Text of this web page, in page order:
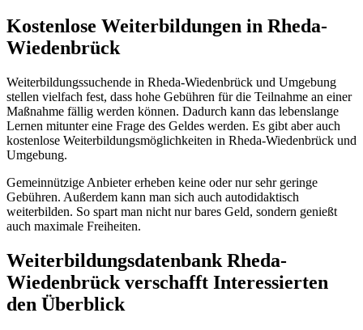
Kostenlose Weiterbildungen in Rheda-
Wiedenbrück
Weiterbildungssuchende in Rheda-Wiedenbrück und Umgebung
stellen vielfach fest, dass hohe Gebühren für die Teilnahme an einer
Maßnahme fällig werden können. Dadurch kann das lebenslange
Lernen mitunter eine Frage des Geldes werden. Es gibt aber auch
kostenlose Weiterbildungsmöglichkeiten in Rheda-Wiedenbrück und
Umgebung.
Gemeinnützige Anbieter erheben keine oder nur sehr geringe
Gebühren. Außerdem kann man sich auch autodidaktisch
weiterbilden. So spart man nicht nur bares Geld, sondern genießt
auch maximale Freiheiten.
Weiterbildungsdatenbank Rheda-
Wiedenbrück verschafft Interessierten
den Überblick